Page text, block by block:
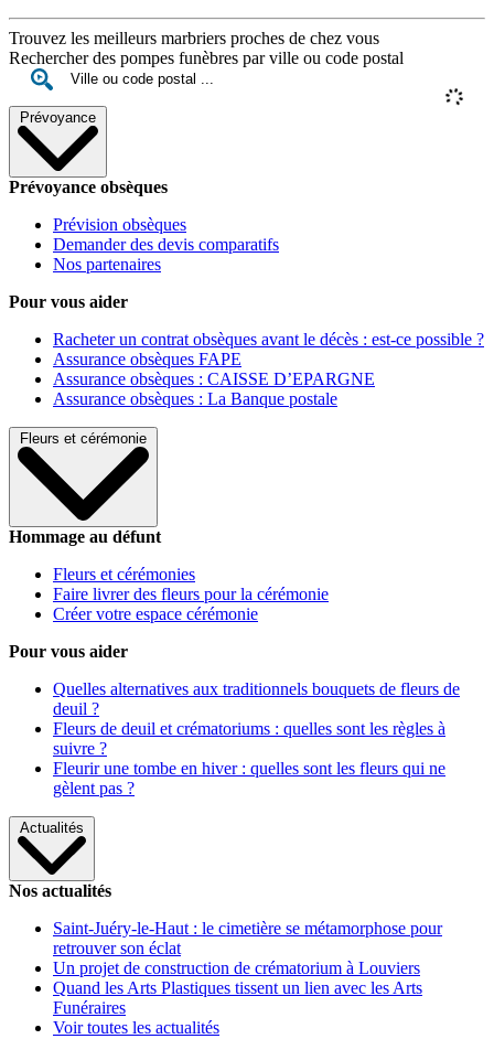
Trouvez les meilleurs marbriers proches de chez vous
Rechercher des pompes funèbres par ville ou code postal
Prévoyance
Prévoyance obsèques
Prévision obsèques
Demander des devis comparatifs
Nos partenaires
Pour vous aider
Racheter un contrat obsèques avant le décès : est-ce possible ?
Assurance obsèques FAPE
Assurance obsèques : CAISSE D’EPARGNE
Assurance obsèques : La Banque postale
Fleurs et cérémonie
Hommage au défunt
Fleurs et cérémonies
Faire livrer des fleurs pour la cérémonie
Créer votre espace cérémonie
Pour vous aider
Quelles alternatives aux traditionnels bouquets de fleurs de
deuil ?
Fleurs de deuil et crématoriums : quelles sont les règles à
suivre ?
Fleurir une tombe en hiver : quelles sont les fleurs qui ne
gèlent pas ?
Actualités
Nos actualités
Saint-Juéry-le-Haut : le cimetière se métamorphose pour
retrouver son éclat
Un projet de construction de crématorium à Louviers
Quand les Arts Plastiques tissent un lien avec les Arts
Funéraires
Voir toutes les actualités